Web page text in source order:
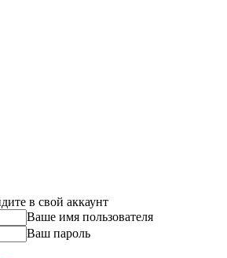
в свой аккаунт
Ваше имя пользователя
Ваш пароль